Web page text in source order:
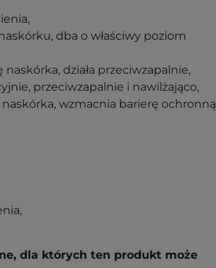
dba o właściwy poziom
działa przeciwzapalnie,
przeciwzapalnie i nawilżająco,
wzmacnia barierę ochronną
dla których ten produkt może